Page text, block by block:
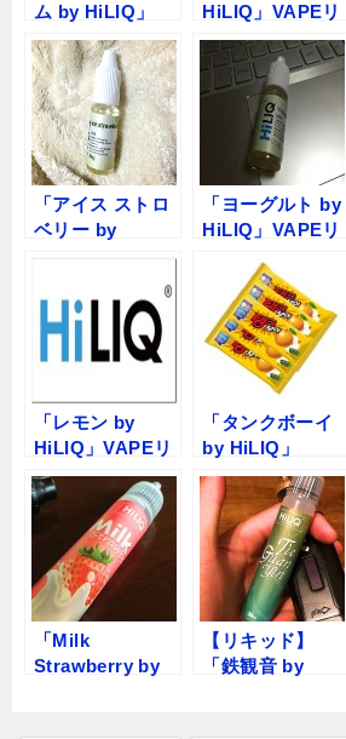
ム by HiLIQ」
VAPEリキッドレ
ビュー
HiLIQ」VAPEリ
キッドレビュー
「アイス ストロ
ベリー by
「ヨーグルト by
HiLIQ」VAPEリ
「レモン by
HiLIQ」VAPEリ
キッドレビュー
「タンクボーイ
by HiLIQ」
VAPEリキッドレ
ビュー
「Milk
Strawberry by
【リキッド】
「鉄観音 by